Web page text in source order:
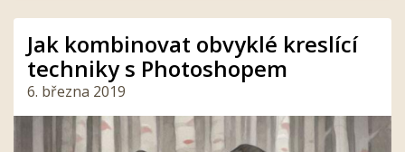
Jak kombinovat obvyklé kreslící
techniky s Photoshopem
6. března 2019